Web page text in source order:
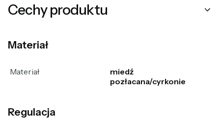
Cechy produktu
Materiał
Materiał
miedź
pozłacana/cyrkonie
Regulacja